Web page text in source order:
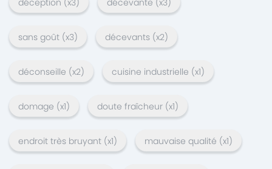
déception (x3) décevante (x3)
sans goût (x3) décevants (x2)
déconseille (x2) cuisine industrielle (x1)
domage (x1) doute fraîcheur (x1)
endroit très bruyant (x1) mauvaise qualité (x1)